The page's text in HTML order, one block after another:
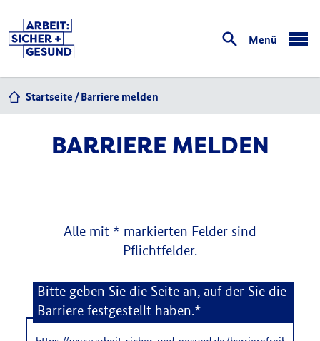
Menü
Startseite Barriere melden
BARRIERE MELDEN
Alle mit * markierten Felder sind
Pflichtfelder.
Barriere melden
Bitte geben Sie die Seite an, auf der Sie die
Barriere festgestellt haben.*